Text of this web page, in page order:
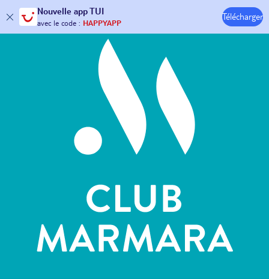
Nouvelle app TUI
30€ offerts*sur votrevoyage !
avec le code :HAPPYAPP
Télécharger
Hôtels & Clubs